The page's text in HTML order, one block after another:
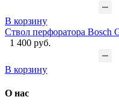
В корзину
Ствол перфоратора Bosch
1 400 руб.
В корзину
О нас